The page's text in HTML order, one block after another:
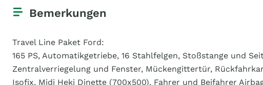
Bemerkungen
Travel Line Paket Ford:
165 PS, Automatikgetriebe, 16 Stahlfelgen, Stoßstange und
Zentralverriegelung und Fenster, Mückengittertür,
Isofix, Midi Heki Dinette (700x500), Fahrer und Beifahrer